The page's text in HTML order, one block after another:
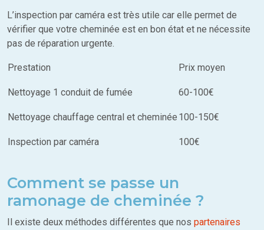
L’inspection par caméra est très utile car elle permet de
vérifier que votre cheminée est en bon état et ne nécessite
pas de réparation urgente.
Prestation Prix moyen
Nettoyage 1 conduit de fumée 60-100€
Nettoyage chauffage central et cheminée 100-150€
Inspection par caméra 100€
Comment se passe un
ramonage de cheminée ?
Il existe deux méthodes différentes que nos partenaires